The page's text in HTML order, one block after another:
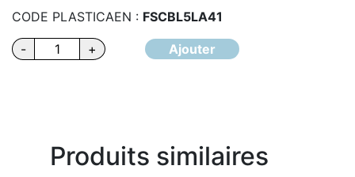
CODE PLASTICAEN : FSCBL5LA41
-
quantité
FRANCAISE
+ Ajouter
Produits similaires